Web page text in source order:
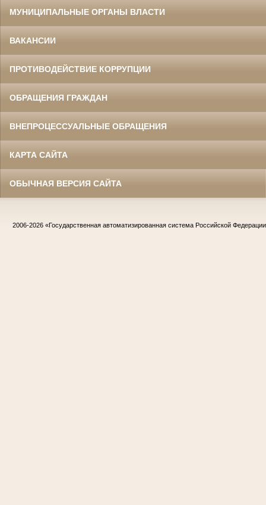
МУНИЦИПАЛЬНЫЕ ОРГАНЫ ВЛАСТИ
ВАКАНСИИ
ПРОТИВОДЕЙСТВИЕ КОРРУПЦИИ
ОБРАЩЕНИЯ ГРАЖДАН
ВНЕПРОЦЕССУАЛЬНЫЕ ОБРАЩЕНИЯ
КАРТА САЙТА
ОБЫЧНАЯ ВЕРСИЯ САЙТА
2006-2026 «Государственная автоматизированная система Российской